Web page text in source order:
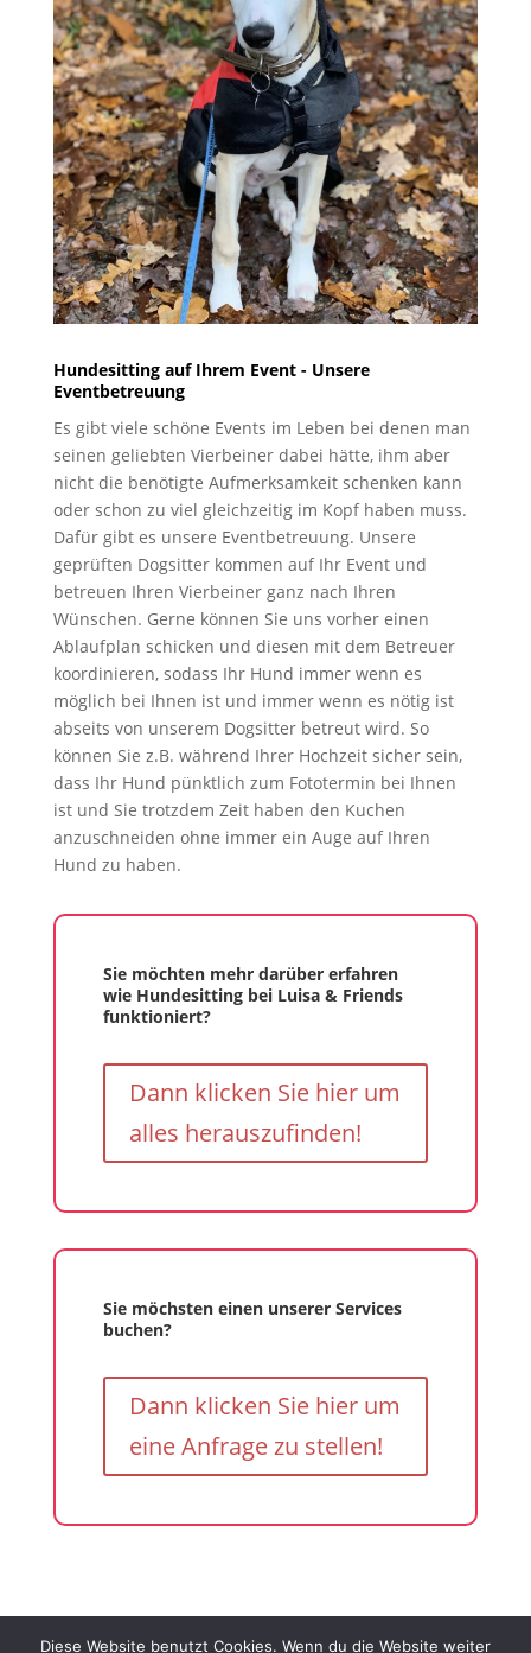
Hundesitting auf Ihrem Event - Unsere
Eventbetreuung
Es gibt viele schöne Events im Leben bei denen man
seinen geliebten Vierbeiner dabei hätte, ihm aber
nicht die benötigte Aufmerksamkeit schenken kann
oder schon zu viel gleichzeitig im Kopf haben muss.
Dafür gibt es unsere Eventbetreuung. Unsere
geprüften Dogsitter kommen auf Ihr Event und
betreuen Ihren Vierbeiner ganz nach Ihren
Wünschen. Gerne können Sie uns vorher einen
Ablaufplan schicken und diesen mit dem Betreuer
koordinieren, sodass Ihr Hund immer wenn es
möglich bei Ihnen ist und immer wenn es nötig ist
abseits von unserem Dogsitter betreut wird. So
können Sie z.B. während Ihrer Hochzeit sicher sein,
dass Ihr Hund pünktlich zum Fototermin bei Ihnen
ist und Sie trotzdem Zeit haben den Kuchen
anzuschneiden ohne immer ein Auge auf Ihren
Hund zu haben.
Sie möchten mehr darüber erfahren
wie Hundesitting bei Luisa & Friends
funktioniert?
Dann klicken Sie hier um
alles herauszufinden!
Sie möchsten einen unserer Services
buchen?
Dann klicken Sie hier um
eine Anfrage zu stellen!
Diese Website benutzt Cookies. Wenn du die Website weiter